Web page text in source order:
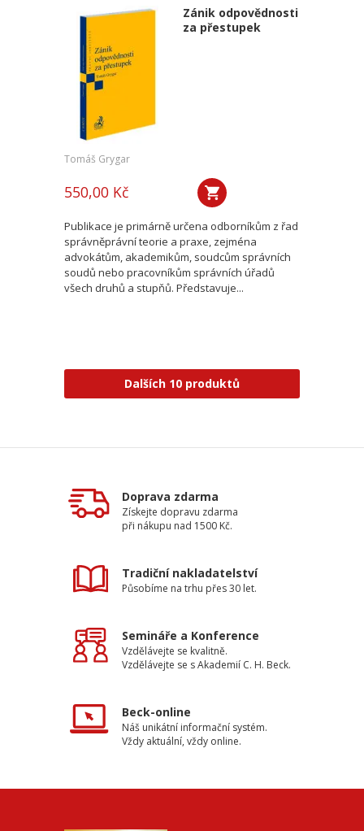
Zánik odpovědnosti
za přestupek
Tomáš Grygar
550,00 Kč
Publikace je primárně určena odborníkům z řad
správněprávní teorie a praxe, zejména
advokátům, akademikům, soudcům správních
soudů nebo pracovníkům správních úřadů
všech druhů a stupňů. Představuje...
Dalších 10 produktů
Doprava zdarma
Získejte dopravu zdarma
při nákupu nad 1500 Kč.
Tradiční nakladatelství
Působíme na trhu přes 30 let.
Semináře a Konference
Vzdělávejte se kvalitně.
Vzdělávejte se s Akademií C. H. Beck.
Beck-online
Náš unikátní informační systém.
Vždy aktuální, vždy online.